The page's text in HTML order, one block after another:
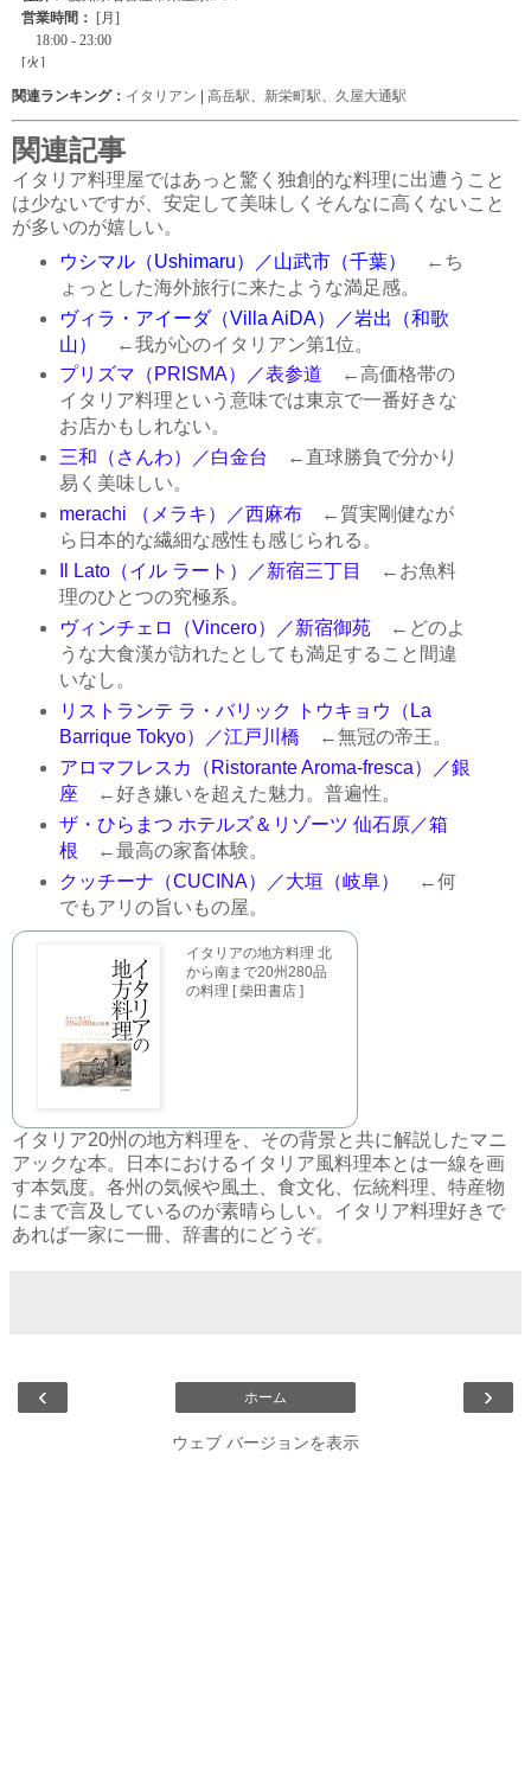
関連ランキング： イタリアン | 高岳駅 新栄町駅 久屋大通駅
関連記事
イタリア料理屋ではあっと驚く独創的な料理に出遭うこと
は少ないですが、安定して美味しくそんなに高くないこと
が多いのが嬉しい。
ウシマル（Ushimaru）／山武市（千葉）
←ち
ょっとした海外旅行に来たような満足感。
ヴィラ・アイーダ（Villa AiDA）／岩出（和歌
山）
←我が心のイタリアン第1位。
プリズマ（PRISMA）／表参道 ←高価格帯の
イタリア料理という意味では東京で一番好きな
お店かもしれない。
三和（さんわ）／白金台 ←直球勝負で分かり
易く美味しい。
merachi （メラキ）／西麻布←質実剛健なが
ら日本的な繊細な感性も感じられる。
Il Lato（イル ラート）／新宿三丁目
←お魚料
理のひとつの究極系。
ヴィンチェロ（Vincero）／新宿御苑←どのよ
うな大食漢が訪れたとしても満足すること間違
いなし。
リストランテ ラ・バリック トウキョウ（La
Barrique Tokyo）／江戸川橋 ←無冠の帝王。
アロマフレスカ（Ristorante Aroma-fresca）／銀
座 ←好き嫌いを超えた魅力。普遍性。
ザ・ひらまつ ホテルズ＆リゾーツ 仙石原／箱
根 ←最高の家畜体験。
クッチーナ（CUCINA）／大垣（岐阜）
←何
でもアリの旨いもの屋。
イタリアの地方料理 北
から南まで20州280品
の料理 [ 柴田書店 ]
イタリア20州の地方料理を、その背景と共に解説したマニ
アックな本。日本におけるイタリア風料理本とは一線を画
す本気度。各州の気候や風土、食文化、伝統料理、特産物
にまで言及しているのが素晴らしい。イタリア料理好きで
あれば一家に一冊、辞書的にどうぞ。
‹ ›
ホーム
ウェブ バージョンを表示